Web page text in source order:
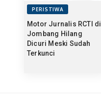
PERISTIWA
Motor Jurnalis RCTI di
Jombang Hilang
Dicuri Meski Sudah
Terkunci